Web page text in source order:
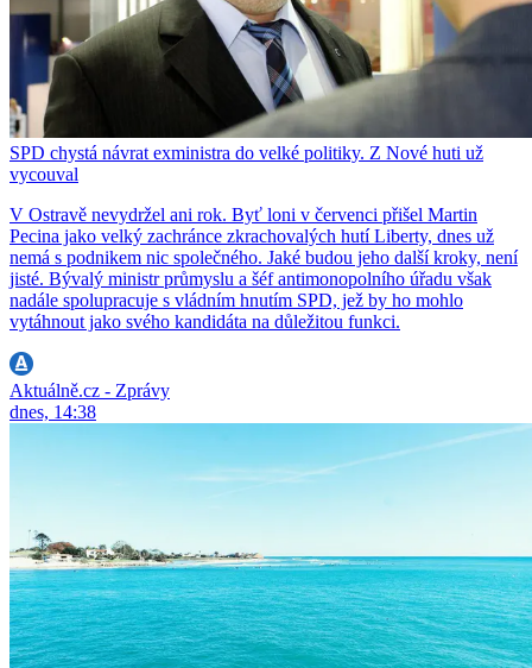
SPD chystá návrat exministra do velké politiky. Z Nové huti už
vycouval
V Ostravě nevydržel ani rok. Byť loni v červenci přišel Martin
Pecina jako velký zachránce zkrachovalých hutí Liberty, dnes už
nemá s podnikem nic společného. Jaké budou jeho další kroky, není
jisté. Bývalý ministr průmyslu a šéf antimonopolního úřadu však
nadále spolupracuje s vládním hnutím SPD, jež by ho mohlo
vytáhnout jako svého kandidáta na důležitou funkci.
Aktuálně.cz - Zprávy
dnes, 14:38